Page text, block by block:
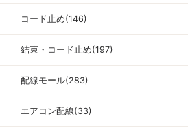
コード止め(146)
結束・コード止め(197)
配線モール(283)
エアコン配線(33)